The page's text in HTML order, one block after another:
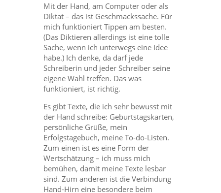
Mit der Hand, am Computer oder als
Diktat – das ist Geschmackssache. Für
mich funktioniert Tippen am besten.
(Das Diktieren allerdings ist eine tolle
Sache, wenn ich unterwegs eine Idee
habe.) Ich denke, da darf jede
Schreiberin und jeder Schreiber seine
eigene Wahl treffen. Das was
funktioniert, ist richtig.
Es gibt Texte, die ich sehr bewusst mit
der Hand schreibe: Geburtstagskarten,
persönliche Grüße, mein
Erfolgstagebuch, meine To-do-Listen.
Zum einen ist es eine Form der
Wertschätzung – ich muss mich
bemühen, damit meine Texte lesbar
sind. Zum anderen ist die Verbindung
Hand-Hirn eine besondere beim